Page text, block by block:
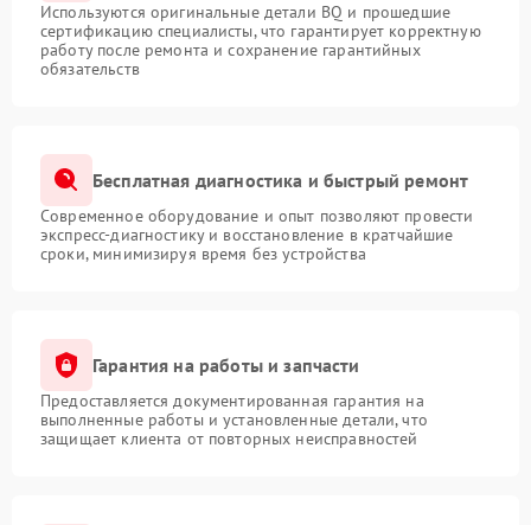
Используются оригинальные детали BQ и прошедшие
сертификацию специалисты, что гарантирует корректную
работу после ремонта и сохранение гарантийных
обязательств
Бесплатная диагностика и быстрый ремонт
Современное оборудование и опыт позволяют провести
экспресс-диагностику и восстановление в кратчайшие
сроки, минимизируя время без устройства
Гарантия на работы и запчасти
Предоставляется документированная гарантия на
выполненные работы и установленные детали, что
защищает клиента от повторных неисправностей